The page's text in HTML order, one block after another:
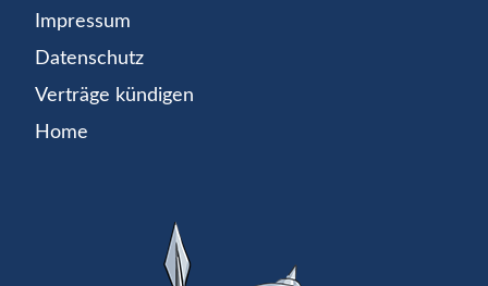
Impressum
Datenschutz
Verträge kündigen
Home